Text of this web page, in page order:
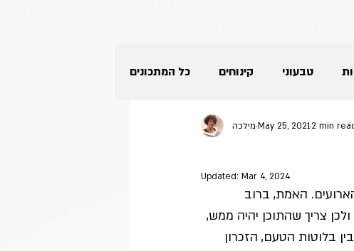
כל המתכונים קינוחים טבעוני
מתכונים בצ'יק צ'ק
תזונה קטוגנית-דלת פחמימות
קטגוריה ללא שם גלוטן
מילכה May 25, 20212 min
Updated: Mar 4, 2024
האמת, ברוב
צריך שהתוכן יהיה ממש,
בלוטות הטעם, הזכרון